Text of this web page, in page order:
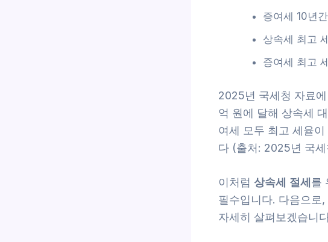
증여세 10년
상속세 최고
증여세 최고
2025년 국세청 자료
억 원에 달해 상속세
여세 모두 최고 세율
다 (출처: 2025년 국
이처럼 상속세 절세 를
필수입니다. 다음으로
자세히 살펴보겠습니